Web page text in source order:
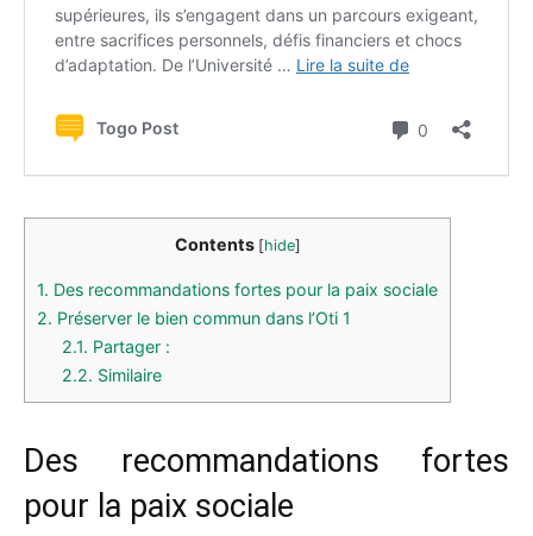
Contents [hide]
1. Des recommandations fortes pour la paix sociale
2. Préserver le bien commun dans l’Oti 1
2.1. Partager :
2.2. Similaire
Des recommandations fortes
pour la paix sociale